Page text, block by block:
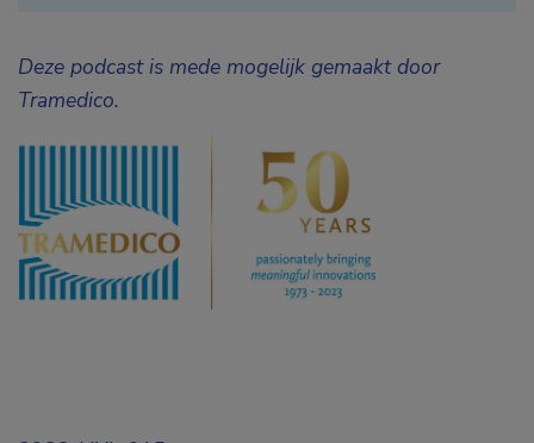
Deze podcast is mede mogelijk gemaakt door
Tramedico.